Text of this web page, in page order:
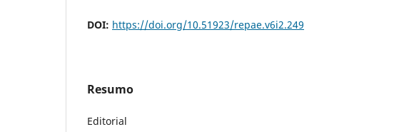
DOI: https://doi.org/10.51923/repae.v6i2.249
Resumo
Editorial